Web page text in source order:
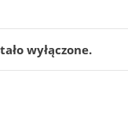
wyłączone.